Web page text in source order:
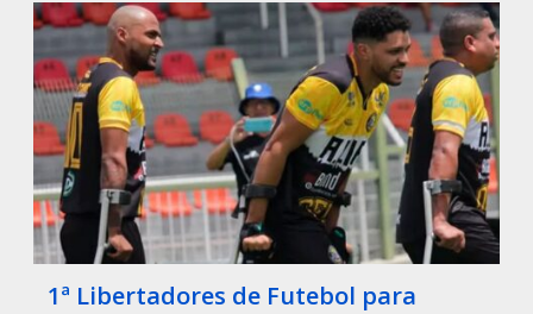
1ª Libertadores de Futebol para